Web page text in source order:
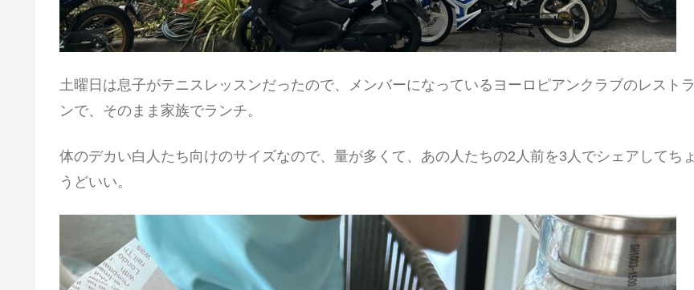
土曜日は息子がテニスレッスンだったので、メンバーになっているヨーロピアンクラブのレストラ
ンで、そのまま家族でランチ。
体のデカい白人たち向けのサイズなので、量が多くて、あの人たちの2人前を3人でシェアしてちょ
うどいい。